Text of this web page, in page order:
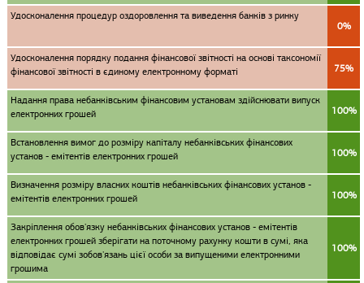
Удосконалення процедур оздоровлення та виведення банків з ринку
0%
Удосконалення порядку подання фінансової звітності на основі таксономії
фінансової звітності в єдиному електронному форматі
75%
Надання права небанківським фінансовим установам здійснювати випуск
електронних грошей
100%
Встановлення вимог до розміру капіталу небанківських фінансових
установ - емітентів електронних грошей
100%
Визначення розміру власних коштів небанківських фінансових установ -
емітентів електронних грошей
100%
Закріплення обов'язку небанківських фінансових установ - емітентів
електронних грошей зберігати на поточному рахунку кошти в сумі, яка
відповідає сумі зобов'язань цієї особи за випущеними електронними
грошима
100%